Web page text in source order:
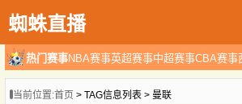
蜘蛛直播
热门赛事NBA赛事英超赛事中超赛事CBA赛事
当前位置:首页 > TAG信息列表 > 曼联